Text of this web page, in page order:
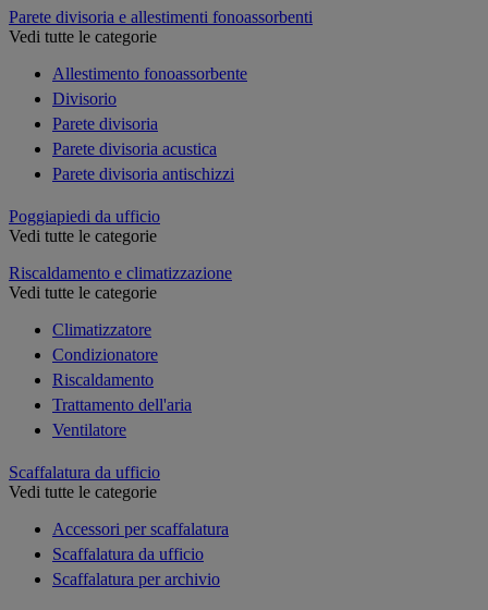
Parete divisoria e allestimenti fonoassorbenti
Vedi tutte le categorie
Allestimento fonoassorbente
Divisorio
Parete divisoria
Parete divisoria acustica
Parete divisoria antischizzi
Poggiapiedi da ufficio
Vedi tutte le categorie
Riscaldamento e climatizzazione
Vedi tutte le categorie
Climatizzatore
Condizionatore
Riscaldamento
Trattamento dell'aria
Ventilatore
Scaffalatura da ufficio
Vedi tutte le categorie
Accessori per scaffalatura
Scaffalatura da ufficio
Scaffalatura per archivio